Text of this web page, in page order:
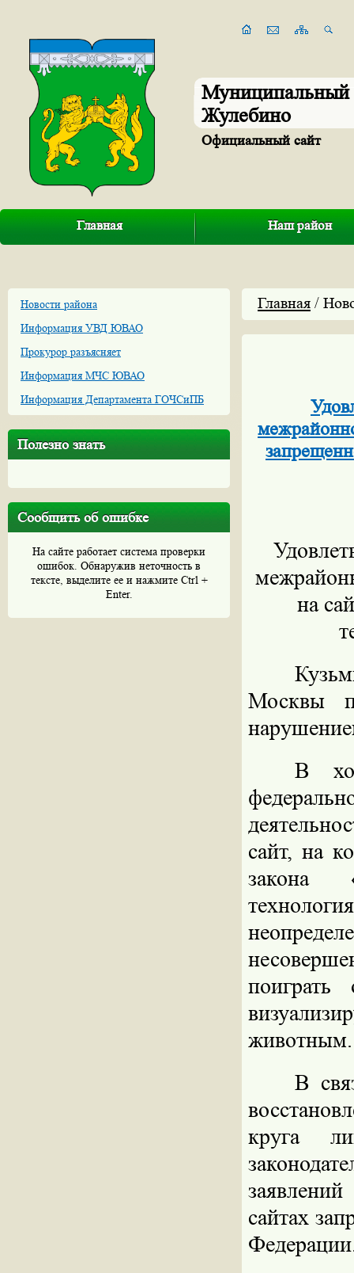
Муниципальный
Жулебино
Официальный сайт
Главная Наш район
Новости района
Информация УВД ЮВАО
Прокурор разъясняет
Информация МЧС ЮВАО
Информация Департамента ГОЧСиПБ
Полезно знать
Сообщить об ошибке
На сайте работает система проверки
ошибок. Обнаружив неточность в
тексте, выделите ее и нажмите Ctrl +
Enter.
Главная /
на
Москвы
В
сайт, на
закона
животным.
В
круга
сайтах